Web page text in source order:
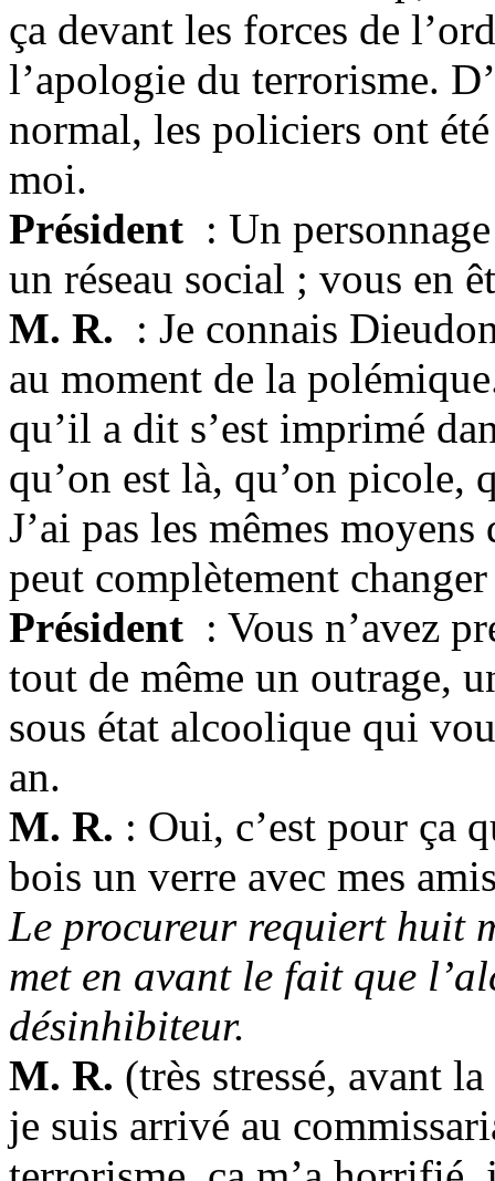
ça devant les forces de
l’apologie du terrorisme.
normal, les policiers ont
moi.
Président : Un
un réseau social ; vous en
M. R. : Je connais
au moment de la
qu’il a dit s’est imprimé
qu’on est là, qu’on
J’ai pas les mêmes
peut complètement
Président : Vous n’avez
tout de même un outrage,
sous état alcoolique qui
an.
M. R. : Oui, c’est pour ça
bois un verre avec mes
Le procureur requiert huit
met en avant le fait que
désinhibiteur.
M. R. (très stressé, avant
je suis arrivé au